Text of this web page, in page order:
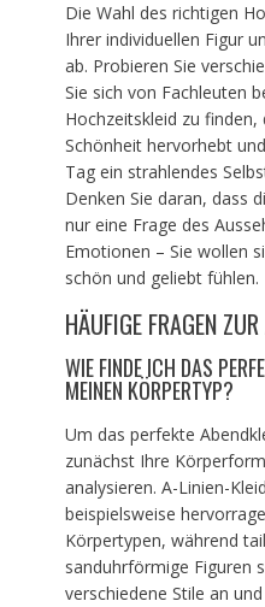
Die Wahl des richtigen
Ihrer individuellen Figur
ab. Probieren Sie
Sie sich von Fachleuten
Hochzeitskleid zu finden,
Schönheit hervorhebt
Tag ein strahlendes
Denken Sie daran, dass
nur eine Frage des
Emotionen – Sie wollen
schön und geliebt fühlen.
HÄUFIGE FRAGEN
WIE FINDE ICH DAS
MEINEN KÖRPERTYP?
Um das perfekte
zunächst Ihre
analysieren. A-Linien-
beispielsweise
Körpertypen, während
sanduhrförmige Figuren
verschiedene Stile an